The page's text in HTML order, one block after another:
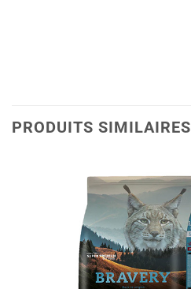
PRODUITS SIMILAIRES